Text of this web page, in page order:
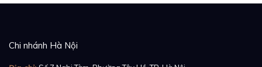
Được làm từ chất liệu cao su nguyên chất theo công
Chi nhánh Hà Nội